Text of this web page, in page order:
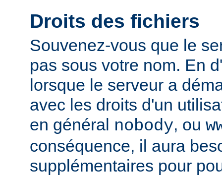
Droits des fichiers
Souvenez-vous que le
pas sous votre nom. En
lorsque le serveur a
avec les droits d'un
en général nobody, ou
conséquence, il aura
supplémentaires pour